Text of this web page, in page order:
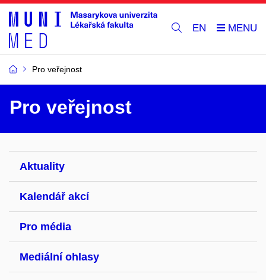
EN
Pro veřejnost
Pro veřejnost
Aktuality
Kalendář akcí
Pro média
Mediální ohlasy